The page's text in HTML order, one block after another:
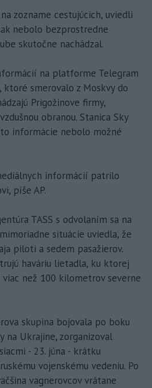
zozname cestujúcich, uviedli
nebolo bezprostredne
skutočne nachádzal.
na platforme Telegram
smerovalo z Moskvy do
Prigožinove firmy,
obranou. Stanica Sky
informácie nebolo možné
informácií patrilo
píše AP.
TASS s odvolaním sa na
situácie uviedla, že
piloti a sedem pasažierov.
haváriu lietadla, ku ktorej
než 100 kilometrov severne
skupina bojovala po boku
na Ukrajine, zorganizoval
- 23. júna - krátku
vojenskému vedeniu. Po
vagnerovcov vrátane